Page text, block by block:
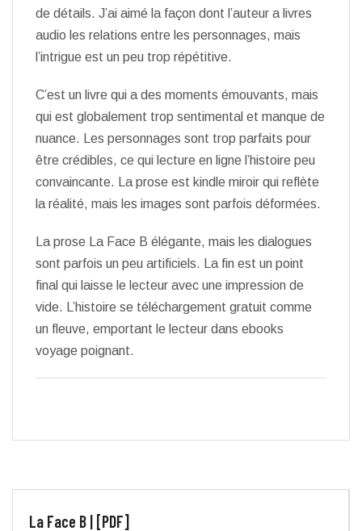
de détails. J’ai aimé la façon dont l’auteur a livres
audio les relations entre les personnages, mais
l’intrigue est un peu trop répétitive.
C’est un livre qui a des moments émouvants, mais
qui est globalement trop sentimental et manque de
nuance. Les personnages sont trop parfaits pour
être crédibles, ce qui lecture en ligne l’histoire peu
convaincante. La prose est kindle miroir qui reflète
la réalité, mais les images sont parfois déformées.
La prose La Face B élégante, mais les dialogues
sont parfois un peu artificiels. La fin est un point
final qui laisse le lecteur avec une impression de
vide. L’histoire se téléchargement gratuit comme
un fleuve, emportant le lecteur dans ebooks
voyage poignant.
La Face B | [PDF]